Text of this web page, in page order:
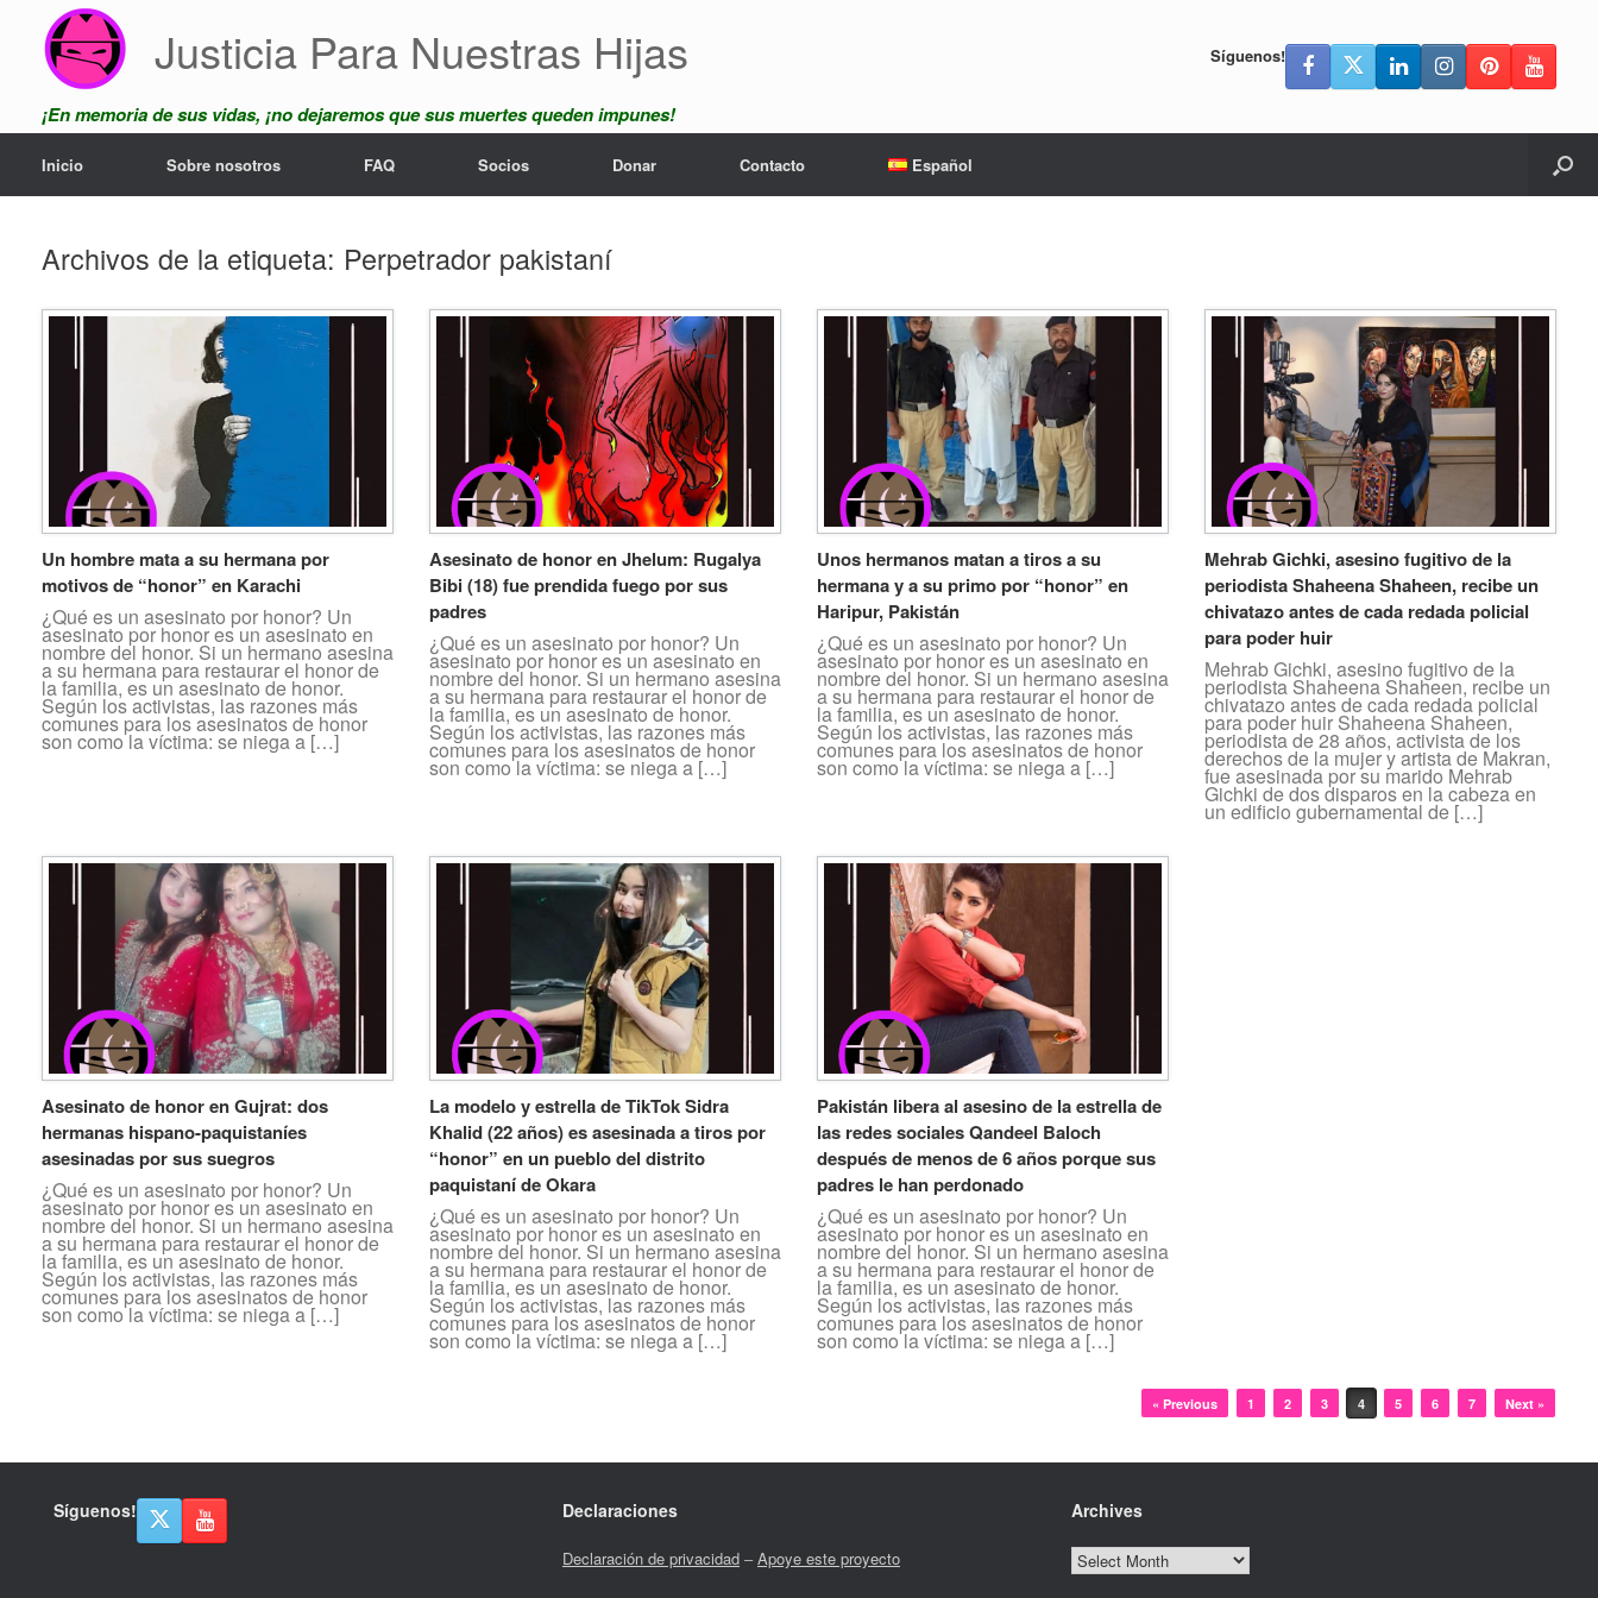
contenido
Justicia Para Nuestras Hijas
¡En memoria de sus vidas, ¡no dejaremos que sus muertes queden impunes!
Síguenos!
Inicio Sobre nosotros FAQ Socios Donar Contacto Español
Archivos de la etiqueta: Perpetrador pakistaní
Un hombre mata a su hermana por
motivos de “honor” en Karachi
¿Qué es un asesinato por honor? Un
asesinato por honor es un asesinato en
nombre del honor. Si un hermano asesina
a su hermana para restaurar el honor de
la familia, es un asesinato de honor.
Según los activistas, las razones más
comunes para los asesinatos de honor
son como la víctima: se niega a […]
Asesinato de honor en Jhelum: Rugalya
Bibi (18) fue prendida fuego por sus
padres
¿Qué es un asesinato por honor? Un
asesinato por honor es un asesinato en
nombre del honor. Si un hermano asesina
a su hermana para restaurar el honor de
la familia, es un asesinato de honor.
Según los activistas, las razones más
comunes para los asesinatos de honor
son como la víctima: se niega a […]
Unos hermanos matan a tiros a su
hermana y a su primo por “honor” en
Haripur, Pakistán
¿Qué es un asesinato por honor? Un
asesinato por honor es un asesinato en
nombre del honor. Si un hermano asesina
a su hermana para restaurar el honor de
la familia, es un asesinato de honor.
Según los activistas, las razones más
comunes para los asesinatos de honor
son como la víctima: se niega a […]
Mehrab Gichki, asesino fugitivo de la
periodista Shaheena Shaheen, recibe un
chivatazo antes de cada redada policial
para poder huir
Mehrab Gichki, asesino fugitivo de la
periodista Shaheena Shaheen, recibe un
chivatazo antes de cada redada policial
para poder huir Shaheena Shaheen,
periodista de 28 años, activista de los
derechos de la mujer y artista de Makran,
fue asesinada por su marido Mehrab
Gichki de dos disparos en la cabeza en
un edificio gubernamental de […]
Asesinato de honor en Gujrat: dos
hermanas hispano-paquistaníes
asesinadas por sus suegros
¿Qué es un asesinato por honor? Un
asesinato por honor es un asesinato en
nombre del honor. Si un hermano asesina
a su hermana para restaurar el honor de
la familia, es un asesinato de honor.
Según los activistas, las razones más
comunes para los asesinatos de honor
son como la víctima: se niega a […]
La modelo y estrella de TikTok Sidra
Khalid (22 años) es asesinada a tiros por
“honor” en un pueblo del distrito
paquistaní de Okara
¿Qué es un asesinato por honor? Un
asesinato por honor es un asesinato en
nombre del honor. Si un hermano asesina
a su hermana para restaurar el honor de
la familia, es un asesinato de honor.
Según los activistas, las razones más
comunes para los asesinatos de honor
son como la víctima: se niega a […]
Pakistán libera al asesino de la estrella de
las redes sociales Qandeel Baloch
después de menos de 6 años porque sus
padres le han perdonado
¿Qué es un asesinato por honor? Un
asesinato por honor es un asesinato en
nombre del honor. Si un hermano asesina
a su hermana para restaurar el honor de
la familia, es un asesinato de honor.
Según los activistas, las razones más
comunes para los asesinatos de honor
son como la víctima: se niega a […]
« Previous 1 2 3 4 5 6 7 Next »
Síguenos! Declaraciones
Declaración de privacidad–Apoye este proyecto
Archives
Archives